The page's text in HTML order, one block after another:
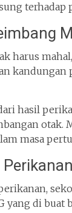
terhadap
harus
kandungan
hasil
otak.
masa
yang di buat